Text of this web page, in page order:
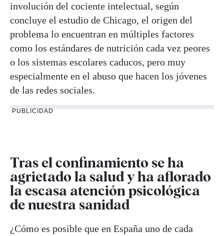
involución del cociente intelectual, según
concluye el estudio de Chicago, el origen del
problema lo encuentran en múltiples factores
como los estándares de nutrición cada vez peores
o los sistemas escolares caducos, pero muy
especialmente en el abuso que hacen los jóvenes
de las redes sociales.
PUBLICIDAD
Tras el confinamiento se ha
agrietado la salud y ha aflorado
la escasa atención psicológica
de nuestra sanidad
¿Cómo es posible que en España uno de cada